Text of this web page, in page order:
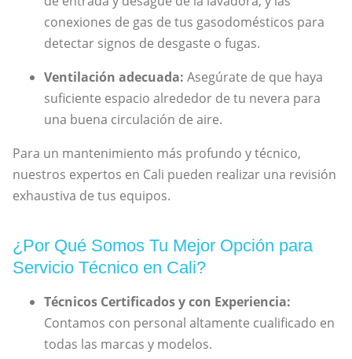
conexiones de gas de tus gasodomésticos para
detectar signos de desgaste o fugas.
Ventilación adecuada: Asegúrate de que haya
suficiente espacio alrededor de tu nevera para
una buena circulación de aire.
Para un mantenimiento más profundo y técnico,
nuestros expertos en Cali pueden realizar una revisión
exhaustiva de tus equipos.
¿Por Qué Somos Tu Mejor Opción para
Servicio Técnico en Cali?
Técnicos Certificados y con Experiencia:
Contamos con personal altamente cualificado en
todas las marcas y modelos.